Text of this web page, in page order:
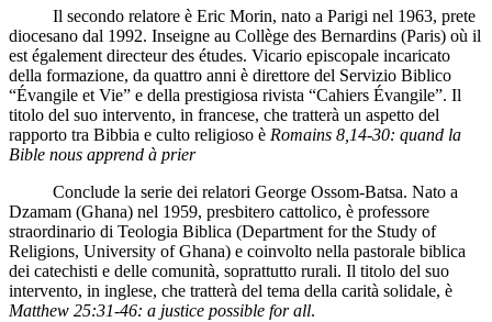
Il secondo relatore è Eric Morin, nato a Parigi nel 1963, prete
diocesano dal 1992. Inseigne au Collège des Bernardins (Paris) où il
est également directeur des études. Vicario episcopale incaricato
della formazione, da quattro anni è direttore del Servizio Biblico
“Évangile et Vie” e della prestigiosa rivista “Cahiers Évangile”. Il
titolo del suo intervento, in francese, che tratterà un aspetto del
rapporto tra Bibbia e culto religioso è Romains 8,14-30: quand la
Bible nous apprend à prier
Conclude la serie dei relatori George Ossom-Batsa. Nato a
Dzamam (Ghana) nel 1959, presbitero cattolico, è professore
straordinario di Teologia Biblica (Department for the Study of
Religions, University of Ghana) e coinvolto nella pastorale biblica
dei catechisti e delle comunità, soprattutto rurali. Il titolo del suo
intervento, in inglese, che tratterà del tema della carità solidale, è
Matthew 25:31-46: a justice possible for all.